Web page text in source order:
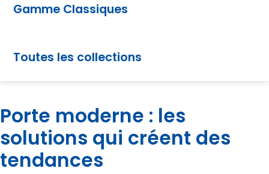
Gamme Classiques
Toutes les collections
Porte moderne : les
solutions qui créent des
tendances